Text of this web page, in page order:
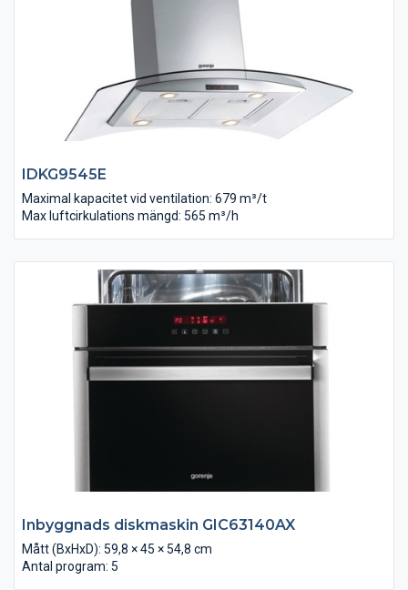
IDKG9545E
Maximal kapacitet vid ventilation: 679 m³/t
Max luftcirkulations mängd: 565 m³/h
Inbyggnads diskmaskin GIC63140AX
Mått (BxHxD): 59,8 × 45 × 54,8 cm
Antal program: 5